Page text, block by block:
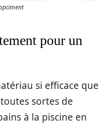
pour un
si efficace que
sortes de
à la piscine en